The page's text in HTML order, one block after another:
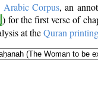
Arabic Corpus, an
) for the first verse of
at theQuran